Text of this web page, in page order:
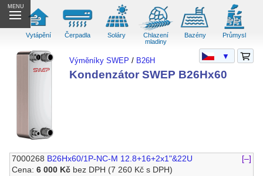
MENU
Vytápění Čerpadla Soláry
Chlazení
mladiny
Bazény Průmysl
Výměníky SWEP / B26H
Kondenzátor SWEP B26Hx60
7000268 B26Hx60/1P-NC-M 12.8+16+2x1"&22U
[–]
Cena:6 000 Kč bez DPH (7 260 Kč s DPH)
▼